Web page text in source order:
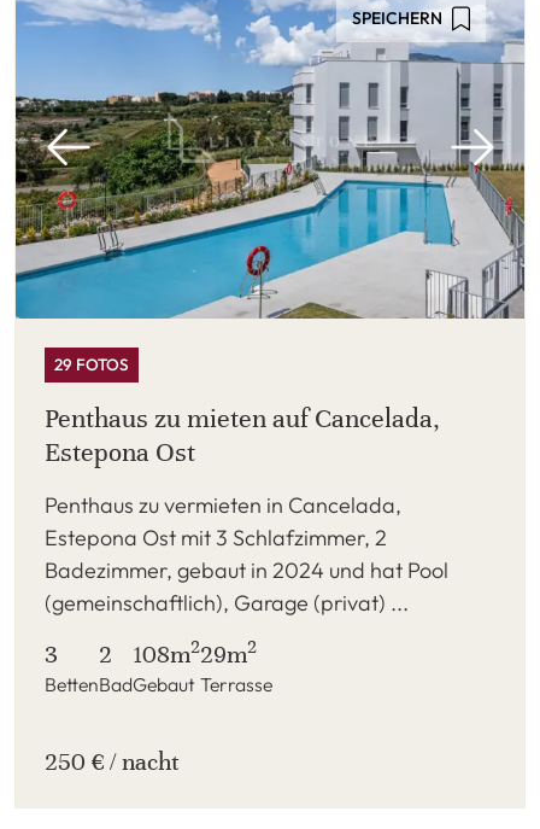
SPEICHERN
29 FOTOS
Penthaus zu mieten auf Cancelada,
Estepona Ost
Penthaus zu vermieten in Cancelada,
Estepona Ost mit 3 Schlafzimmer, 2
Badezimmer, gebaut in 2024 und hat Pool
(gemeinschaftlich), Garage (privat) ...
3
Betten
2
Bad
108m2
Gebaut
29m2
Terrasse
250 € / nacht